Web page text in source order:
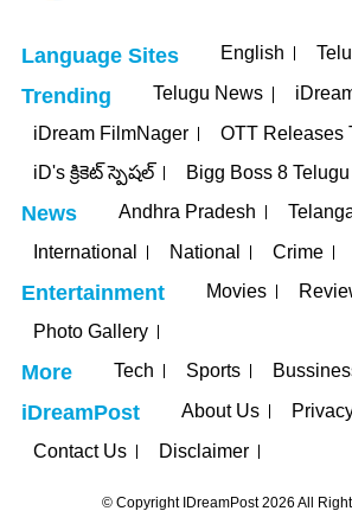
Language Sites English
Trending Telugu News
iDream FilmNager
OTT Releases
iD's క్రికెట్ స్పెషల్
Bigg Boss 8 Telugu
News Andhra Pradesh
International
National Crime
Entertainment Movies
Photo Gallery
More Tech Sports
iDreamPost About Us
Contact Us
Disclaimer
© Copyright IDreamPost 2026 All